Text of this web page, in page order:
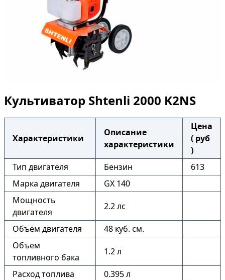
Культиватор Shtenli 2000 K2NS
Характеристики
Описание
характеристики
Цена
( руб
)
Тип двигателя
Бензин
613
Марка двигателя
GX 140
Мощность
двигателя
2.2 лс
Объём двигателя
48 куб. см.
Объем
топливного бака
1.2 л
Расход топлива
0.395 л